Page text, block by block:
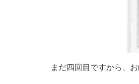
まだ四回目ですから、